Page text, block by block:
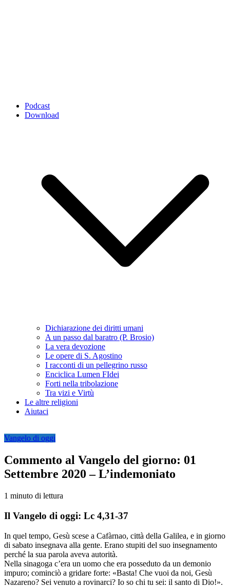
Podcast
Download
Dichiarazione dei diritti umani
A un passo dal baratro (P. Brosio)
La vera devozione
Le opere di S. Agostino
I racconti di un pellegrino russo
Enciclica Lumen FIdei
Forti nella tribolazione
Tra vizi e Virtù
Le altre religioni
Aiutaci
Vangelo di oggi
Commento al Vangelo del giorno: 01
Settembre 2020 – L’indemoniato
1 minuto di lettura
Il Vangelo di oggi: Lc 4,31-37
In quel tempo, Gesù scese a Cafàrnao, città della Galilea, e in giorno
di sabato insegnava alla gente. Erano stupiti del suo insegnamento
perché la sua parola aveva autorità.
Nella sinagoga c’era un uomo che era posseduto da un demonio
impuro; cominciò a gridare forte: «Basta! Che vuoi da noi, Gesù
Nazareno? Sei venuto a rovinarci? Io so chi tu sei: il santo di Dio!».